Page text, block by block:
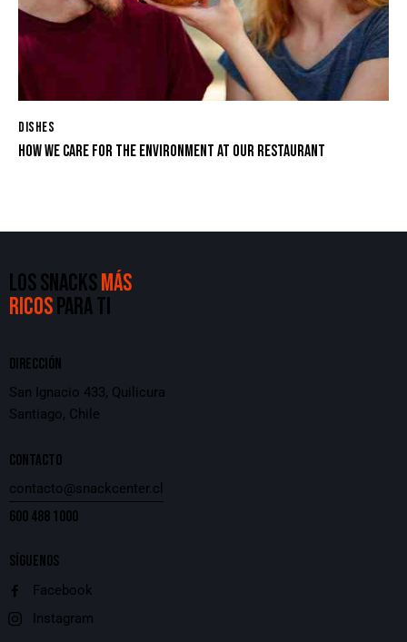
DISHES
HOW WE CARE FOR THE ENVIRONMENT AT OUR RESTAURANT
LOS SNACKSMÁS
RICOSPARA TI
DIRECCIÓN
San Ignacio 433, Quilicura
Santiago, Chile
CONTACTO
contacto@snackcenter.cl
600 488 1000
SÍGUENOS
Facebook
Instagram